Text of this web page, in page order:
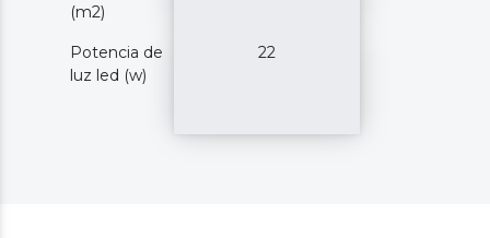
(m2)
Potencia de
luz led (w)
22